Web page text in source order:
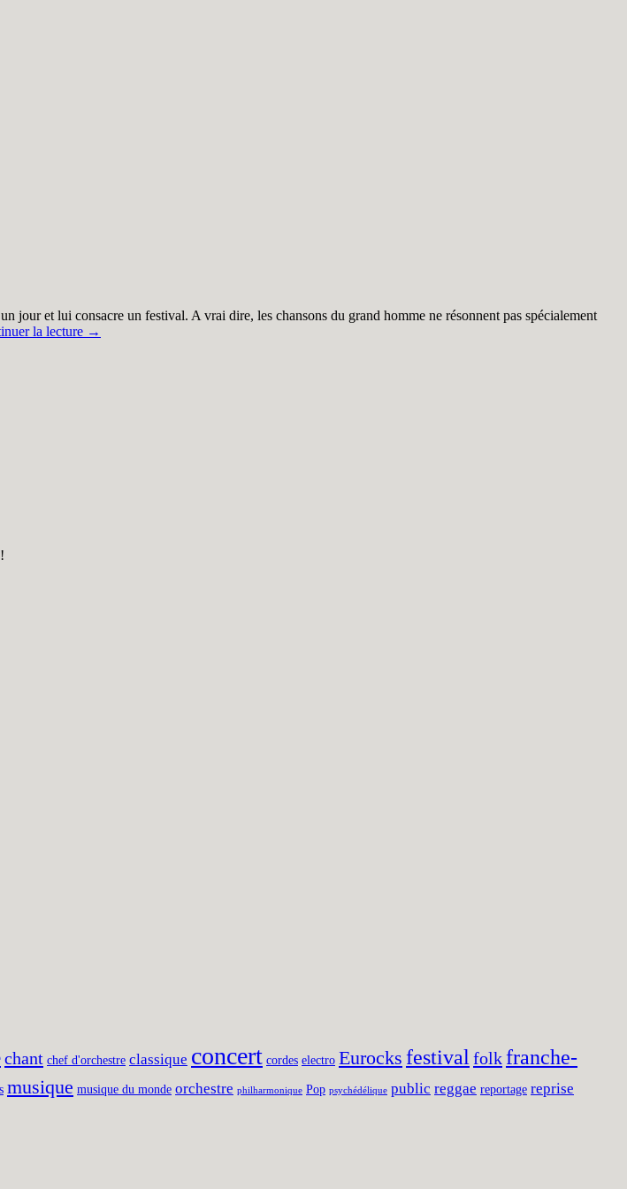
jour et lui consacre un festival. A vrai dire, les chansons du grand homme ne résonnent pas spécialement
la lecture →
chant chef d'orchestre classique concert cordes electro Eurocks festival folkfranche-
musique musique du monde orchestre philharmonique Pop psychédélique public reggae reportage reprise